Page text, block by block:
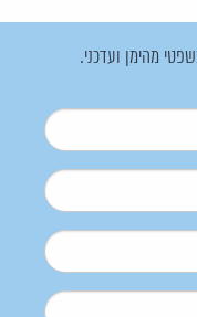
מהימן ועדכני.